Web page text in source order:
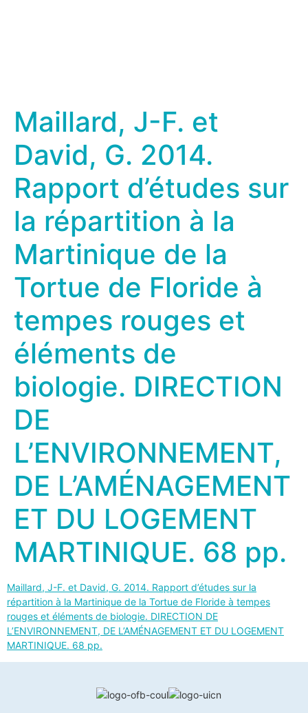
Maillard, J-F. et
David, G. 2014.
Rapport d’études sur
la répartition à la
Martinique de la
Tortue de Floride à
tempes rouges et
éléments de
biologie. DIRECTION
DE
L’ENVIRONNEMENT,
DE L’AMÉNAGEMENT
ET DU LOGEMENT
MARTINIQUE. 68 pp.
Maillard, J-F. et David, G. 2014. Rapport d’études sur la
répartition à la Martinique de la Tortue de Floride à tempes
rouges et éléments de biologie. DIRECTION DE
L’ENVIRONNEMENT, DE L’AMÉNAGEMENT ET DU LOGEMENT
MARTINIQUE. 68 pp.